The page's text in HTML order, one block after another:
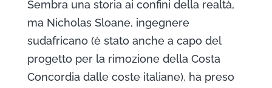
Sembra una storia ai confini della realtà,
ma Nicholas Sloane, ingegnere
sudafricano (è stato anche a capo del
progetto per la rimozione della Costa
Concordia dalle coste italiane), ha preso